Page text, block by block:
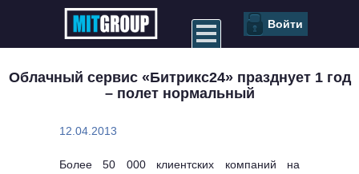
Войти
Облачный сервис «Битрикс24» празднует 1 год
– полет нормальный
12.04.2013
Более 50 000 клиентских компаний на